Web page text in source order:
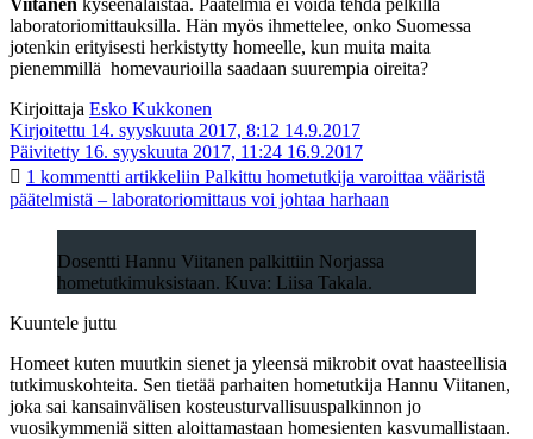
laboratoriomittauksilla. Hän myös ihmettelee, onko Suomessa
jotenkin erityisesti herkistytty homeelle, kun muita maita
pienemmillä homevaurioilla saadaan suurempia oireita?
Kirjoittaja Esko Kukkonen
Kirjoitettu 14. syyskuuta 2017, 8:12 14.9.2017
Päivitetty 16. syyskuuta 2017, 11:24 16.9.2017
1 kommentti artikkeliin Palkittu hometutkija varoittaa vääristä
päätelmistä – laboratoriomittaus voi johtaa harhaan
Dosentti Hannu Viitanen palkittiin Norjassa
hometutkimuksistaan. Kuva: Liisa Takala.
Kuuntele juttu
Homeet kuten muutkin sienet ja yleensä mikrobit ovat haasteellisia
tutkimuskohteita. Sen tietää parhaiten hometutkija Hannu Viitanen,
joka sai kansainvälisen kosteusturvallisuuspalkinnon jo
vuosikymmeniä sitten aloittamastaan homesienten kasvumallistaan.